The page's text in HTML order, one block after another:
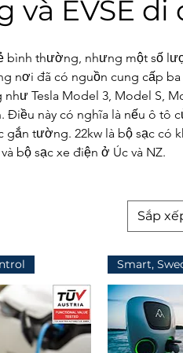
và EVSE di
bình thường, nhưng một số
nơi đã có nguồn cung cấp ba
Tesla Model 3, Model S,
Điều này có nghĩa là nếu ô tô
tường. 22kw là bộ sạc có
bộ sạc xe điện ở Úc và NZ.
Sắp
Smart,